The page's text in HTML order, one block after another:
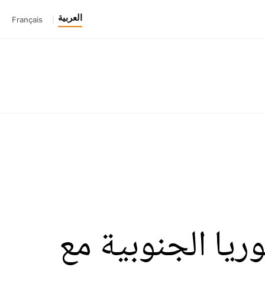
العربية Français
كوريا الجنوبية مع